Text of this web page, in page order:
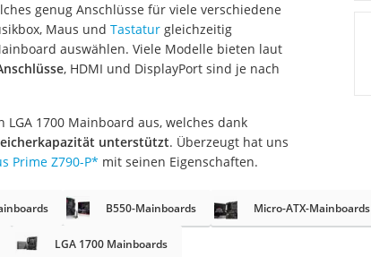
Multifunktionsdrucker
Adapter
PC
Headset
genug Anschlüsse für viele verschiedene
Maus und Tastaturgleichzeitig
auswählen. Viele Modelle bieten laut
, HDMI und DisplayPort sind je nach
1700 Mainboard aus, welches dank
unterstützt. Überzeugt hat uns
Prime Z790-P* mit seinen Eigenschaften.
B550-Mainboards Micro-ATX-Mainboards
LGA 1700 Mainboards